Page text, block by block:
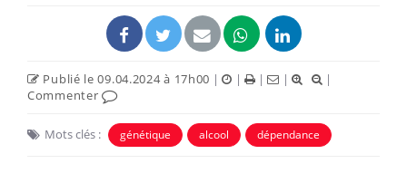
Publié le 09.04.2024 à 17h00 | | | |
|
Commenter
Mots clés : génétique alcool dépendance